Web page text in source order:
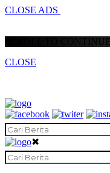
CLOSE ADS
SCROLL TO
CLOSE
✖